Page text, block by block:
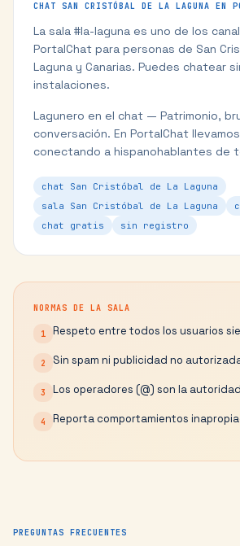
CHAT SAN CRISTÓBAL DE LA LAGUNA EN
La sala #la-laguna es uno de los
PortalChat para personas de San
Laguna y Canarias. Puedes chatear
instalaciones.
Lagunero en el chat — Patrimonio,
conversación. En PortalChat
conectando a hispanohablantes de
chat San Cristóbal de La Laguna
sala San Cristóbal de La Laguna
chat gratis
sin registro
NORMAS DE LA SALA
1 Respeto entre todos los usuarios
2 Sin spam ni publicidad no
3 Los operadores (@) son la
4 Reporta comportamientos
PREGUNTAS FRECUENTES